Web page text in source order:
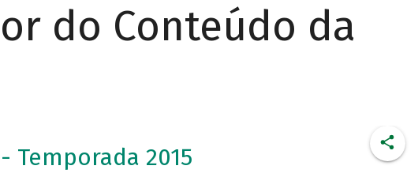
do Conteúdo da
Temporada 2015